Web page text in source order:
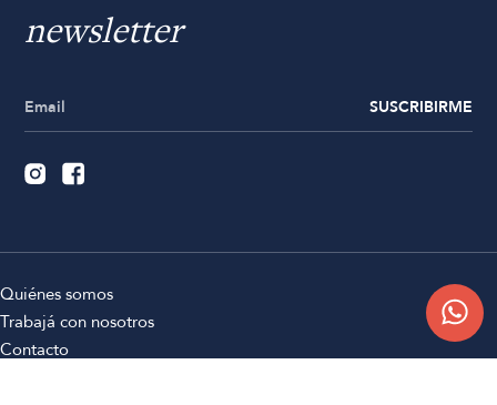
newsletter
SUSCRIBIRME
Quiénes somos
Trabajá con nosotros
Contacto